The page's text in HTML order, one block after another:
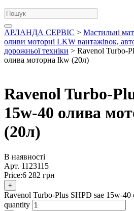
АРЛАНДА СЕРВІС > Мастильні
оливи моторні LKW вантажівок,
дорожньої техніки > Ravenol Turbo-
олива моторна lkw (20л)
Ravenol Turbo-
15w-40 олива
(20л)
В наявності
Арт. 1123115
Price:6 282 грн
+
Ravenol Turbo-Plus SHPD sae 15w-
quantity